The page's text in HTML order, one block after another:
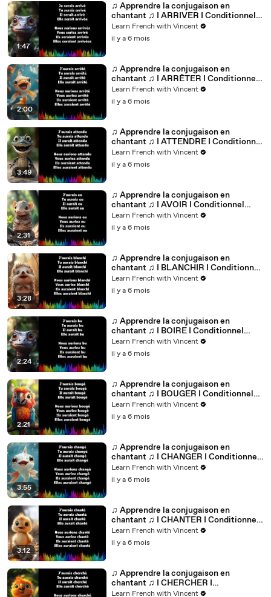
1:47
♫ Apprendre la conjugaison en
chantant ♫ I ARRIVER I Conditionnel
Passé_
Learn French with Vincent
il y a 6 mois
2:00
♫ Apprendre la conjugaison en
chantant ♫ I ARRÊTER I Conditionnel
Passé_
Learn French with Vincent
il y a 6 mois
3:49
♫ Apprendre la conjugaison en
chantant ♫ I ATTENDRE I Conditionnel
Passé_
Learn French with Vincent
il y a 6 mois
2:31
♫ Apprendre la conjugaison en
chantant ♫ I AVOIR I Conditionnel
Passé_
Learn French with Vincent
il y a 6 mois
3:28
♫ Apprendre la conjugaison en
chantant ♫ I BLANCHIR I Conditionnel
Passé_
Learn French with Vincent
il y a 6 mois
2:24
♫ Apprendre la conjugaison en
chantant ♫ I BOIRE I Conditionnel
Passé_
Learn French with Vincent
il y a 6 mois
2:21
♫ Apprendre la conjugaison en
chantant ♫ I BOUGER I Conditionnel
Passé_
Learn French with Vincent
il y a 6 mois
3:55
♫ Apprendre la conjugaison en
chantant ♫ I CHANGER I Conditionnel
Passé_
Learn French with Vincent
il y a 6 mois
3:12
♫ Apprendre la conjugaison en
chantant ♫ I CHANTER I Conditionnel
Passé_
Learn French with Vincent
il y a 6 mois
♫ Apprendre la conjugaison en
chantant ♫ I CHERCHER I
Conditionnel Passé_
Learn French with Vincent